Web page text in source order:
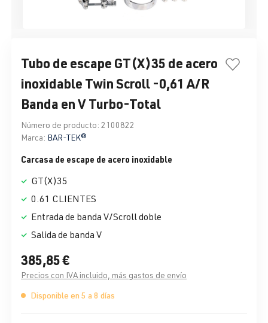
Tubo de escape GT(X)35 de acero
inoxidable Twin Scroll -0,61 A/R
Banda en V Turbo-Total
Número de producto: 2100822
Marca: BAR-TEK®
Carcasa de escape de acero inoxidable
GT(X)35
0.61 CLIENTES
Entrada de banda V/Scroll doble
Salida de banda V
385,85 €
Precios con IVA incluido, más gastos de envío
Disponible en 5 a 8 días